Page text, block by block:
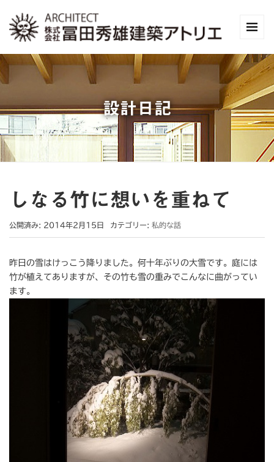
設計日記
しなる竹に想いを重ねて
公開済み: 2014年2月15日 カテゴリー: 私的な話
昨日の雪はけっこう降りました。何十年ぶりの大雪です。庭には
竹が植えてありますが、その竹も雪の重みでこんなに曲がってい
ます。